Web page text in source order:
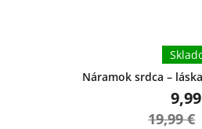
Náramok srdca –
malý
19,99 €